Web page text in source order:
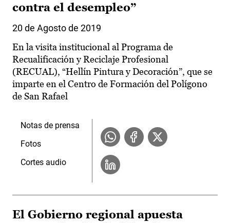
contra el desempleo”
20 de Agosto de 2019
En la visita institucional al Programa de
Recualificación y Reciclaje Profesional
(RECUAL), “Hellín Pintura y Decoración”, que se
imparte en el Centro de Formación del Polígono
de San Rafael
Notas de prensa
Fotos
Cortes audio
El Gobierno regional apuesta